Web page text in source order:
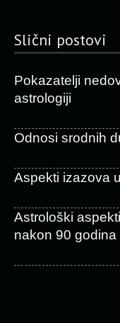
Slični postovi
Pokazatelji
astrologiji
Odnosi srodnih
Aspekti izazova
Astrološki
nakon 90 godina